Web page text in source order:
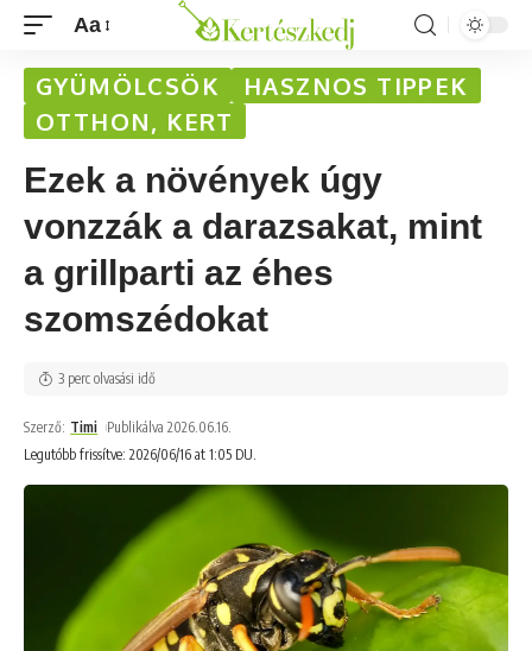
Aa
GYÜMÖLCSÖK
HASZNOS TIPPEK
OTTHON, KERT
Ezek a növények úgy
vonzzák a darazsakat, mint
a grillparti az éhes
szomszédokat
Legutóbb frissítve: 2026/06/16 at 1:05 DU.
Szerző: Timi Publikálva 2026.06.16.
3 perc olvasási idő